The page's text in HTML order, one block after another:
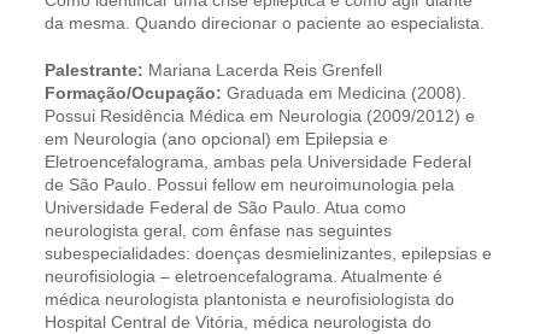
da mesma. Quando direcionar o paciente ao especialista.
Palestrante: Mariana Lacerda Reis Grenfell
Formação/Ocupação: Graduada em Medicina (2008).
Possui Residência Médica em Neurologia (2009/2012) e
em Neurologia (ano opcional) em Epilepsia e
Eletroencefalograma, ambas pela Universidade Federal
de São Paulo. Possui fellow em neuroimunologia pela
Universidade Federal de São Paulo. Atua como
neurologista geral, com ênfase nas seguintes
subespecialidades: doenças desmielinizantes, epilepsias e
neurofisiologia – eletroencefalograma. Atualmente é
médica neurologista plantonista e neurofisiologista do
Hospital Central de Vitória, médica neurologista do